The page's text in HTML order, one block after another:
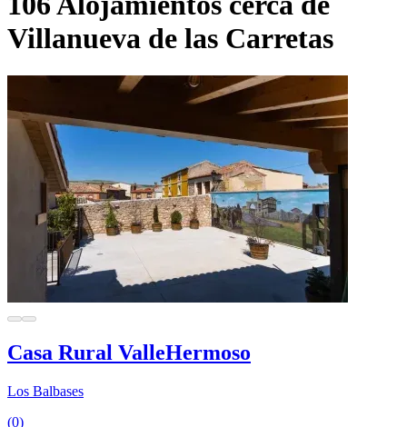
Villanueva de las Carretas
Casa Rural ValleHermoso
Los Balbases
(0)